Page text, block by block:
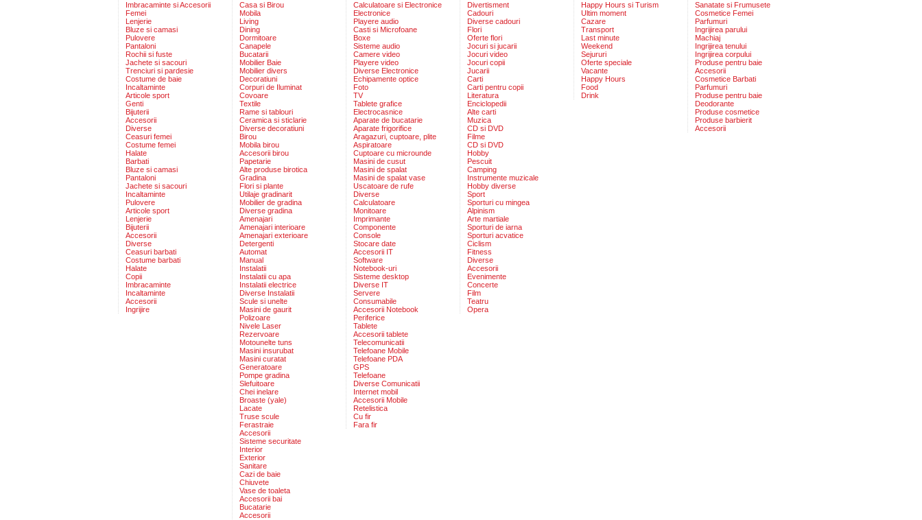
Imbracaminte si Accesorii
Femei
Lenjerie
Bluze si camasi
Pulovere
Pantaloni
Rochii si fuste
Jachete si sacouri
Trenciuri si pardesie
Costume de baie
Incaltaminte
Articole sport
Genti
Bijuterii
Accesorii
Diverse
Ceasuri femei
Costume femei
Halate
Barbati
Bluze si camasi
Pantaloni
Jachete si sacouri
Incaltaminte
Pulovere
Articole sport
Lenjerie
Bijuterii
Accesorii
Diverse
Ceasuri barbati
Costume barbati
Halate
Copii
Imbracaminte
Incaltaminte
Accesorii
Ingrijire
Casa si Birou
Mobila
Living
Dining
Dormitoare
Canapele
Bucatarii
Mobilier Baie
Mobilier divers
Decoratiuni
Corpuri de Iluminat
Covoare
Textile
Rame si tablouri
Ceramica si sticlarie
Diverse decoratiuni
Birou
Mobila birou
Accesorii birou
Papetarie
Alte produse birotica
Gradina
Flori si plante
Utilaje gradinarit
Mobilier de gradina
Diverse gradina
Amenajari
Amenajari interioare
Amenajari exterioare
Detergenti
Automat
Manual
Instalatii
Instalatii cu apa
Instalatii electrice
Diverse Instalatii
Scule si unelte
Masini de gaurit
Polizoare
Nivele Laser
Rezervoare
Motounelte tuns
Masini insurubat
Masini curatat
Generatoare
Pompe gradina
Slefuitoare
Chei inelare
Broaste (yale)
Lacate
Truse scule
Ferastraie
Accesorii
Sisteme securitate
Interior
Exterior
Sanitare
Cazi de baie
Chiuvete
Vase de toaleta
Accesorii bai
Bucatarie
Accesorii
Calculatoare si Electronice
Electronice
Playere audio
Casti si Microfoane
Boxe
Sisteme audio
Camere video
Playere video
Diverse Electronice
Echipamente optice
Foto
TV
Tablete grafice
Electrocasnice
Aparate de bucatarie
Aparate frigorifice
Aragazuri, cuptoare, plite
Aspiratoare
Cuptoare cu microunde
Masini de cusut
Masini de spalat
Masini de spalat vase
Uscatoare de rufe
Diverse
Calculatoare
Monitoare
Imprimante
Componente
Console
Stocare date
Accesorii IT
Software
Notebook-uri
Sisteme desktop
Diverse IT
Servere
Consumabile
Accesorii Notebook
Periferice
Tablete
Accesorii tablete
Telecomunicatii
Telefoane Mobile
Telefoane PDA
GPS
Telefoane
Diverse Comunicatii
Internet mobil
Accesorii Mobile
Retelistica
Cu fir
Fara fir
Divertisment
Cadouri
Diverse cadouri
Flori
Oferte flori
Jocuri si jucarii
Jocuri video
Jocuri copii
Jucarii
Carti
Carti pentru copii
Literatura
Enciclopedii
Alte carti
Muzica
CD si DVD
Filme
CD si DVD
Hobby
Pescuit
Camping
Instrumente muzicale
Hobby diverse
Sport
Sporturi cu mingea
Alpinism
Arte martiale
Sporturi de iarna
Sporturi acvatice
Ciclism
Fitness
Diverse
Accesorii
Evenimente
Concerte
Film
Teatru
Opera
Happy Hours si Turism
Ultim moment
Cazare
Transport
Last minute
Weekend
Sejururi
Oferte speciale
Vacante
Happy Hours
Food
Drink
Sanatate si Frumusete
Cosmetice Femei
Parfumuri
Ingrijirea parului
Machiaj
Ingrijirea tenului
Ingrijirea corpului
Produse pentru baie
Accesorii
Cosmetice Barbati
Parfumuri
Produse pentru baie
Deodorante
Produse cosmetice
Produse barbierit
Accesorii